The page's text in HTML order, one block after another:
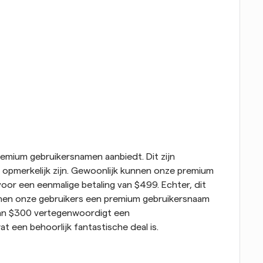
gebruikersnamen aanbiedt. Dit zijn
zijn. Gewoonlijk kunnen onze premium
een eenmalige betaling van $499. Echter, dit
onze gebruikers een premium gebruikersnaam
$300 vertegenwoordigt een
een behoorlijk fantastische deal is.